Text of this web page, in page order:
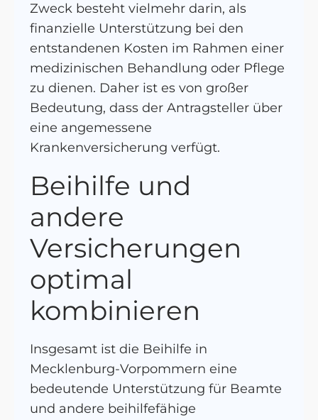
Zweck besteht vielmehr darin, als
finanzielle Unterstützung bei den
entstandenen Kosten im Rahmen einer
medizinischen Behandlung oder Pflege
zu dienen. Daher ist es von großer
Bedeutung, dass der Antragsteller über
eine angemessene
Krankenversicherung verfügt.
Beihilfe und
andere
Versicherungen
optimal
kombinieren
Insgesamt ist die Beihilfe in
Mecklenburg-Vorpommern eine
bedeutende Unterstützung für Beamte
und andere beihilfefähige